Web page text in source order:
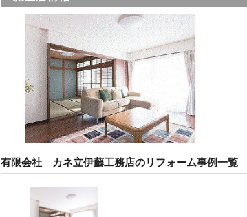
有限会社 カネ立伊藤工務店のリフォーム事例一覧